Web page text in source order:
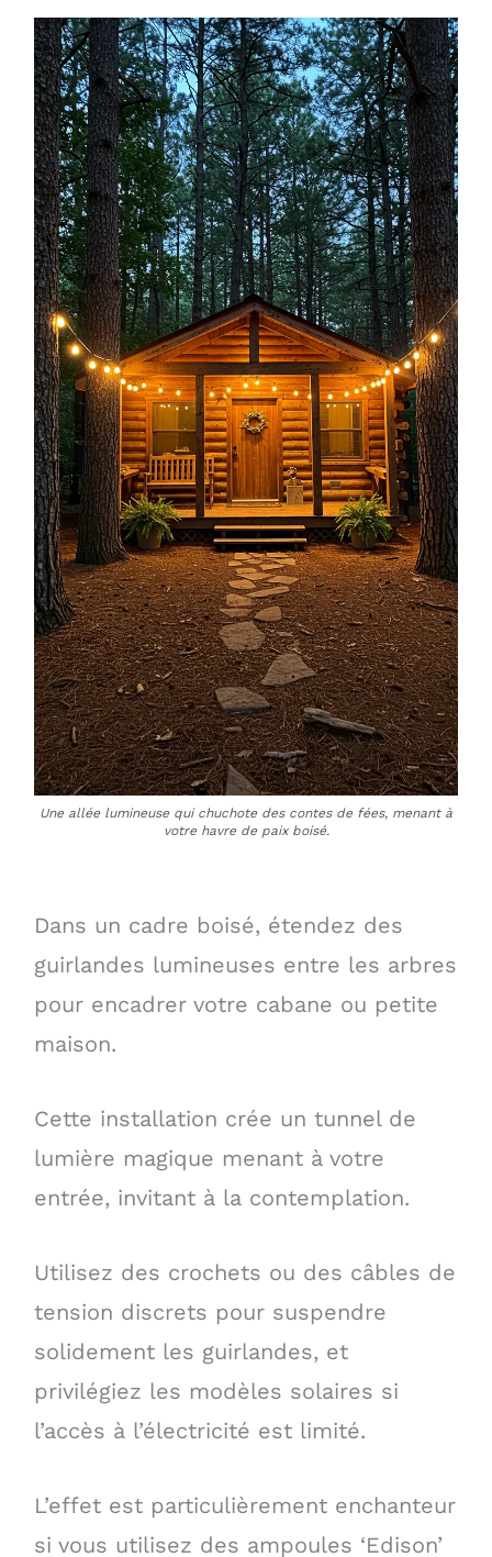
Une allée lumineuse qui chuchote des contes de fées, menant à
votre havre de paix boisé.
Dans un cadre boisé, étendez des
guirlandes lumineuses entre les arbres
pour encadrer votre cabane ou petite
maison.
Cette installation crée un tunnel de
lumière magique menant à votre
entrée, invitant à la contemplation.
Utilisez des crochets ou des câbles de
tension discrets pour suspendre
solidement les guirlandes, et
privilégiez les modèles solaires si
l’accès à l’électricité est limité.
L’effet est particulièrement enchanteur
si vous utilisez des ampoules ‘Edison’